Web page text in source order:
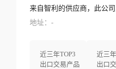
来自智利的供应商，此公
地址：-
近三年TOP3
出口交易产品
近三
出口